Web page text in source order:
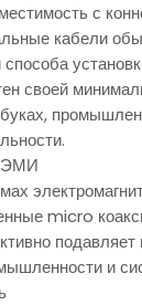
с
кабели
своей
ЭМИ
micro
и